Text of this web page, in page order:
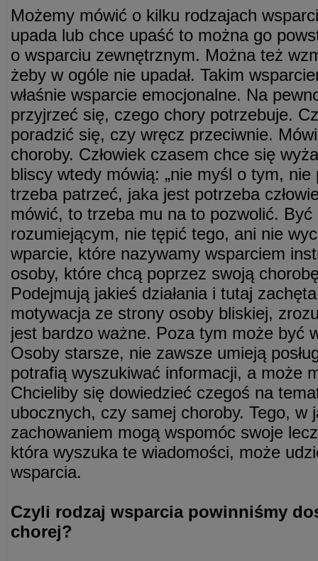
Możemy mówić o kilku rodzajach
upada lub chce upaść to można go
o wsparciu zewnętrznym. Można też
żeby w ogóle nie upadał. Takim
właśnie wsparcie emocjonalne. Na
przyjrzeć się, czego chory potrzebuje.
poradzić się, czy wręcz przeciwnie.
choroby. Człowiek czasem chce się
bliscy wtedy mówią: „nie myśl o tym, nie
trzeba patrzeć, jaka jest potrzeba
mówić, to trzeba mu na to pozwolić. Być
rozumiejącym, nie tępić tego, ani nie
wparcie, które nazywamy wsparciem
osoby, które chcą poprzez swoją
Podejmują jakieś działania i tutaj
motywacja ze strony osoby bliskiej,
jest bardzo ważne. Poza tym może być
Osoby starsze, nie zawsze umieją
potrafią wyszukiwać informacji, a może
Chcieliby się dowiedzieć czegoś na
ubocznych, czy samej choroby. Tego, w
zachowaniem mogą wspomóc swoje
która wyszuka te wiadomości, może
wsparcia.
Czyli rodzaj wsparcia powinniśmy
chorej?